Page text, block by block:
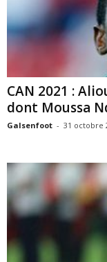
CAN 2021 :
dont Moussa
Galsenfoot - 31 octobre